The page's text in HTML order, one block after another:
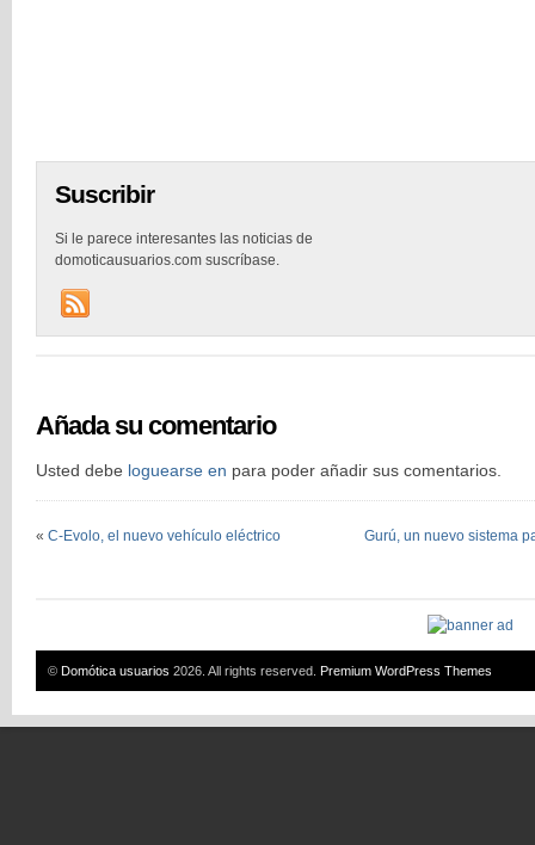
Suscribir
Si le parece interesantes las noticias de
domoticausuarios.com suscríbase.
Añada su comentario
Usted debe loguearse en para poder añadir sus comentarios.
« C-Evolo, el nuevo vehículo eléctrico Gurú, un nuevo sistema
© Domótica usuarios 2026. All rights reserved. Premium WordPress Themes